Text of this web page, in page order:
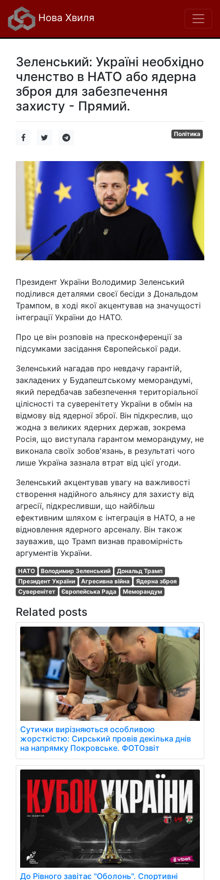
Нова Хвиля
Зеленський: Україні необхідно
членство в НАТО або ядерна
зброя для забезпечення
захисту - Прямий.
Політика
Президент України Володимир Зеленський
поділився деталями своєї бесіди з Дональдом
Трампом, в ході якої акцентував на значущості
інтеграції України до НАТО.
Про це він розповів на пресконференції за
підсумками засідання Європейської ради.
Зеленський нагадав про невдачу гарантій,
закладених у Будапештському меморандумі,
який передбачав забезпечення територіальної
цілісності та суверенітету України в обмін на
відмову від ядерної зброї. Він підкреслив, що
жодна з великих ядерних держав, зокрема
Росія, що виступала гарантом меморандуму, не
виконала своїх зобов'язань, в результаті чого
лише Україна зазнала втрат від цієї угоди.
Зеленський акцентував увагу на важливості
створення надійного альянсу для захисту від
агресії, підкресливши, що найбільш
ефективним шляхом є інтеграція в НАТО, а не
відновлення ядерного арсеналу. Він також
зауважив, що Трамп визнав правомірність
аргументів України.
НАТО Володимир Зеленський
Дональд Трамп
Президент України
Агресивна війна
Ядерна зброя
Суверенітет
Європейська Рада Меморандум
Related posts
Сутички вирізняються особливою
жорсткістю: Сирський провів декілька днів
на напрямку Покровське. ФОТОзвіт
До Рівного завітає "Оболонь". Спортивні